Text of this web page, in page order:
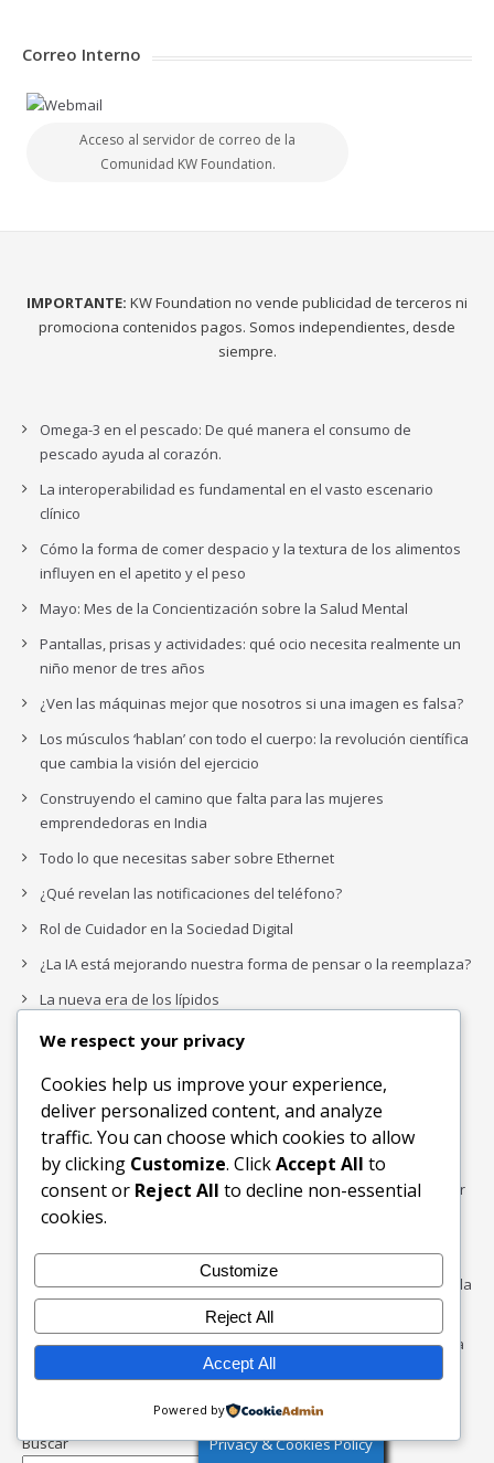
Correo Interno
Acceso al servidor de correo de la
Comunidad KW Foundation.
IMPORTANTE: KW Foundation no vende publicidad de terceros ni
promociona contenidos pagos. Somos independientes, desde
siempre.
Omega-3 en el pescado: De qué manera el consumo de
pescado ayuda al corazón.
La interoperabilidad es fundamental en el vasto escenario
clínico
Cómo la forma de comer despacio y la textura de los alimentos
influyen en el apetito y el peso
Mayo: Mes de la Concientización sobre la Salud Mental
Pantallas, prisas y actividades: qué ocio necesita realmente un
niño menor de tres años
¿Ven las máquinas mejor que nosotros si una imagen es falsa?
Los músculos ‘hablan’ con todo el cuerpo: la revolución científica
que cambia la visión del ejercicio
Construyendo el camino que falta para las mujeres
emprendedoras en India
Todo lo que necesitas saber sobre Ethernet
¿Qué revelan las notificaciones del teléfono?
Rol de Cuidador en la Sociedad Digital
¿La IA está mejorando nuestra forma de pensar o la reemplaza?
La nueva era de los lípidos
El móvil en el aula: estrategias que funcionan más allá de la
Cuando la IA hace ciencia, ¿quién formula las grandes
preguntas?
Medición del uso en la era de la IA
Informe especial: 10 preguntas que debe hacerse al considerar
una plataforma de gestión del conocimiento
¿Y si Tinder mostrara tu coeficiente intelectual?
La paradoja del piloto de IA: ¿Por qué crece exponencialmente la
complejidad de la IA empresarial?
Los organigramas de marketing se crearon para los canales. La
IA acaba de dejarlos obsoletos.
Buscar Privacy & Cookies Policy
We respect your privacy
Cookies help us improve your experience,
deliver personalized content, and analyze
traffic. You can choose which cookies to allow
by clicking Customize. ClickAccept All to
consent or Reject All to decline non-essential
cookies.
Customize
Reject All
Accept All
Powered by